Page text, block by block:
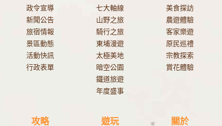
政令宣導
新聞公告
旅宿情報
景區動態
活動快訊
行政表單
七大軸線
山野之旅
騎行之旅
東埔漫遊
太極美地
暗空公園
鐵道旅遊
年度盛事
美食探訪
農遊體驗
客家樂遊
原民巡禮
宗教探索
賞花體驗
攻略 遊玩 關於